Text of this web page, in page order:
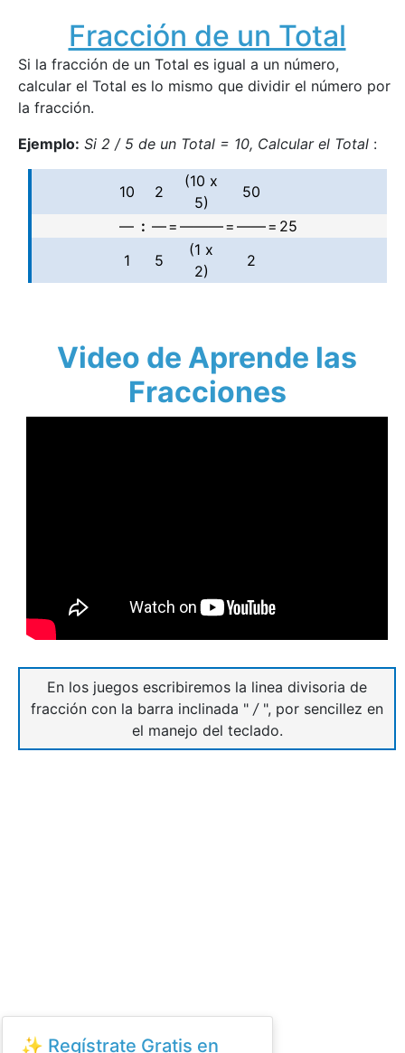
Fracción de un Total
Si la fracción de un Total es igual a un número,
calcular el Total es lo mismo que dividir el número por
la fracción.
Ejemplo: Si 2 / 5 de un Total = 10, Calcular el Total :
10 2
(10 x
5)
50
— : —= ———= ——= 25
1
5
(1 x
2)
2
Video de Aprende las
Fracciones
En los juegos escribiremos la linea divisoria de
fracción con la barra inclinada " /", por sencillez en
el manejo del teclado.
✨ Regístrate Gratis en